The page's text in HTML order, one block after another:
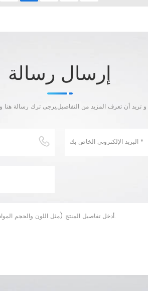
إرسال رسالة